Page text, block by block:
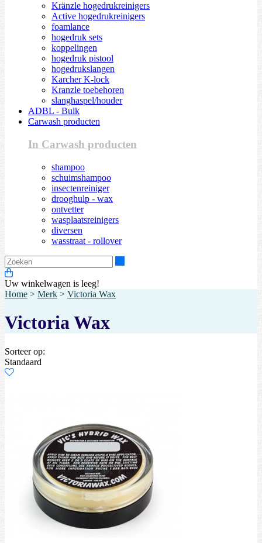
Kränzle hogedrukreinigers
Active hogedrukreinigers
foamlance
hogedruk sets
koppelingen
hogedruk pistool
hogedrukslangen
Karcher K-lock
Kranzle toebehoren
slanghaspel/houder
ADBL - Bulk
Carwash producten
In Carwash producten
shampoo
schuimshampoo
insectenreiniger
drooghulp - wax
ontvetter
wasplaatsreinigers
diversen
wasstraat - rollover
Uw winkelwagen is leeg!
Home > Merk > Victoria Wax
Victoria Wax
Sorteer op:
Standaard